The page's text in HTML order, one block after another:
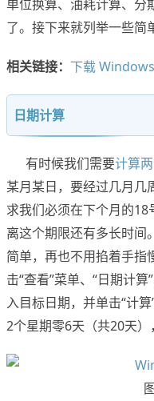
单位换算、油耗计算、分
了。接下来就列举一些
相关链接： 下载
日期计算
有时候我们需要计算
某月某日，要经过几月几
求我们必须在下个月的
离这个期限还有多长时间
简单，再也不用掐着手指
击“查看”菜单、“日期计
入目标日期，并单击“计
2个星期零6天（共20天）